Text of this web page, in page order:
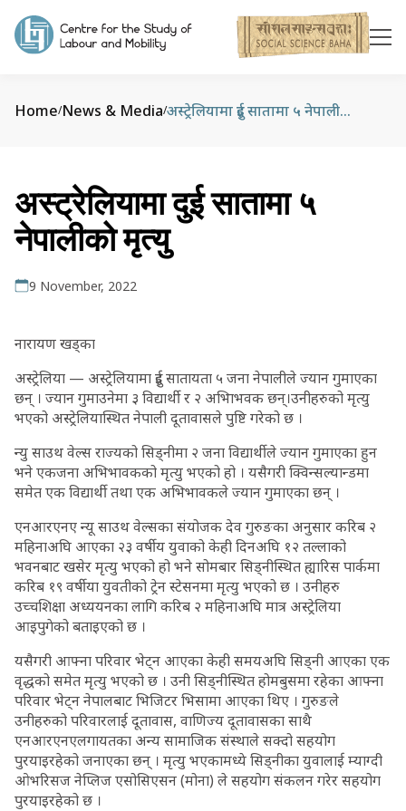
Home/News & Media/ अस्ट्रेलियामा दुई सातामा ५ नेपालीको मृत्यु
अस्ट्रेलियामा दुई सातामा ५
नेपालीको मृत्यु
9 November, 2022
नारायण खड्का
अस्ट्रेलिया — अस्ट्रेलियामा दुई सातायता ५ जना नेपालीले ज्यान गुमाएका
छन् । ज्यान गुमाउनेमा ३ विद्यार्थी र २ अभिाभवक छन्।उनीहरुको मृत्यु
भएको अस्ट्रेलियास्थित नेपाली दूतावासले पुष्टि गरेको छ ।
न्यु साउथ वेल्स राज्यको सिड्नीमा २ जना विद्यार्थीले ज्यान गुमाएका हुन
भने एकजना अभिभावकको मृत्यु भएको हो । यसैगरी क्विन्सल्यान्डमा
समेत एक विद्यार्थी तथा एक अभिभावकले ज्यान गुमाएका छन् ।
एनआरएनए न्यू साउथ वेल्सका संयोजक देव गुरुङका अनुसार करिब २
महिनाअघि आएका २३ वर्षीय युवाको केही दिनअघि १२ तल्लाको
भवनबाट खसेर मृत्यु भएको हो भने सोमबार सिड्नीस्थित ह्यारिस पार्कमा
करिब १९ वर्षीया युवतीको ट्रेन स्टेसनमा मृत्यु भएको छ । उनीहरु
उच्चशिक्षा अध्ययनका लागि करिब २ महिनाअघि मात्र अस्ट्रेलिया
आइपुगेको बताइएको छ ।
यसैगरी आफ्ना परिवार भेट्न आएका केही समयअघि सिड्नी आएका एक
वृद्धको समेत मृत्यु भएको छ । उनी सिड्नीस्थित होमबुसमा रहेका आफ्ना
परिवार भेट्न नेपालबाट भिजिटर भिसामा आएका थिए । गुरुङले
उनीहरुको परिवारलाई दूतावास, वाणिज्य दूतावासका साथै
एनआरएनएलगायतका अन्य सामाजिक संस्थाले सक्दो सहयोग
पुरयाइरहेको जनाएका छन् । मृत्यु भएकामध्ये सिड्नीका युवालाई म्याग्दी
ओभरिसज नेप्लिज एसोसिएसन (मोना) ले सहयोग संकलन गरेर सहयोग
पुरयाइरहेको छ ।